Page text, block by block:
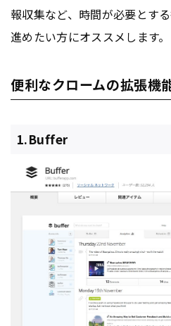
報収集など、時間が必要とす
進めたい方にオススメします。
便利なクロームの拡張機
1.Buffer